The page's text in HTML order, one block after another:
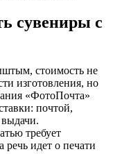
сувениры с
стоимость не
изготовления, но
«ФотоПочта»
почтой,
требует
речь идет о печати